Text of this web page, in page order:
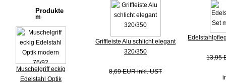
Produkte
Muschelgriff eckig
Edelstahl Optik
Griffleiste Alu schlicht elegant
320/350
8,69 EUR inkl. UST
13,95